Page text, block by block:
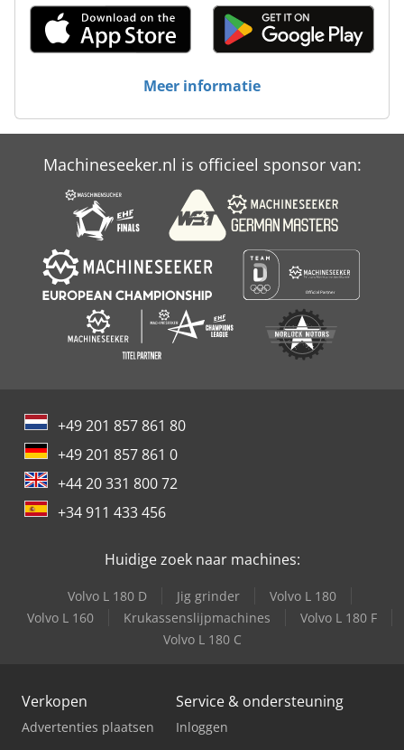
Meer informatie
Machineseeker.nl is officieel sponsor van:
+49 201 857 861 80
+49 201 857 861 0
+44 20 331 800 72
+34 911 433 456
Huidige zoek naar machines:
Volvo L 180 D Jig grinder
Volvo L 180
Volvo L 160
Krukassenslijpmachines
Volvo L 180 F
Volvo L 180 C
Verkopen
Advertenties plaatsen
Service & ondersteuning
Inloggen